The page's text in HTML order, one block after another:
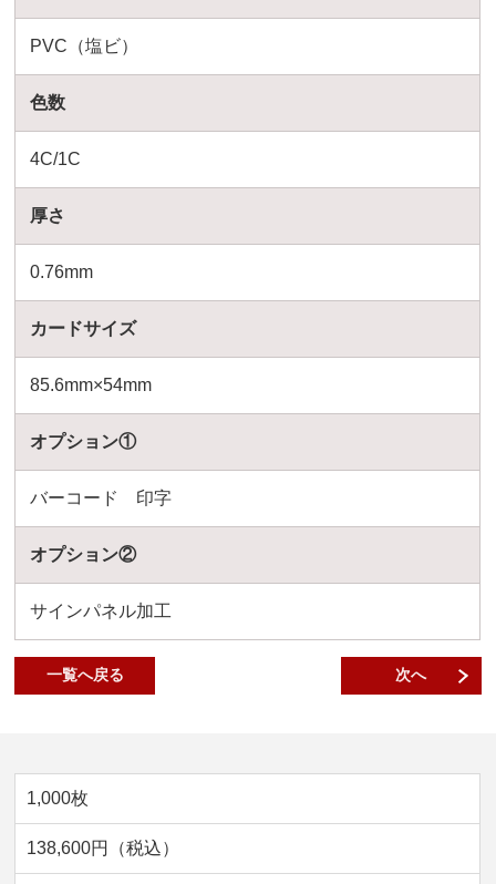
PVC（塩ビ）
色数
4C/1C
厚さ
0.76mm
カードサイズ
85.6mm×54mm
オプション①
バーコード 印字
オプション②
サインパネル加工
一覧へ戻る 次へ
1,000枚
138,600円（税込）